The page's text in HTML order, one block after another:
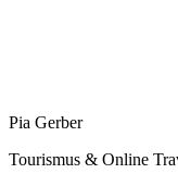
Pia Gerber
Tourismus & Online